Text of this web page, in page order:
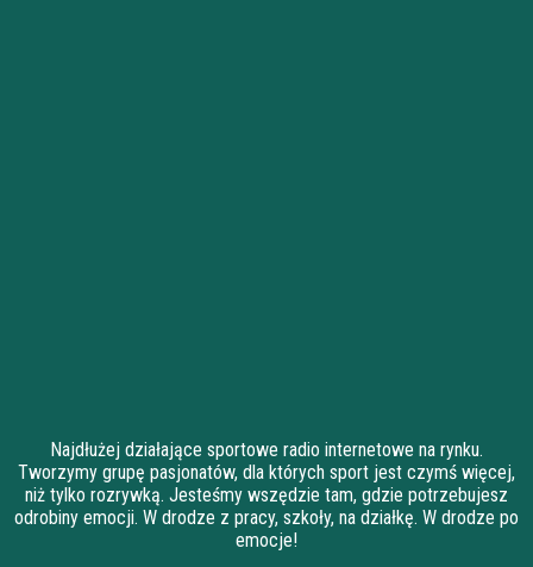
Najdłużej działające sportowe radio internetowe na rynku.
Tworzymy grupę pasjonatów, dla których sport jest czymś więcej,
niż tylko rozrywką. Jesteśmy wszędzie tam, gdzie potrzebujesz
odrobiny emocji. W drodze z pracy, szkoły, na działkę. W drodze po
emocje!